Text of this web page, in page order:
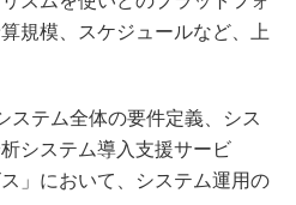
規模、スケジュールなど、上
テム全体の要件定義、シス
システム導入支援サービ
」において、システム運用の